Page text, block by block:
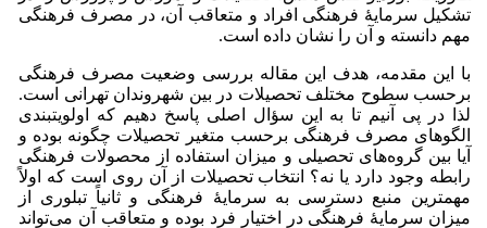
تشکیل سرمایۀ فرهنگی افراد و متعاقب آن، در مصرف فرهنگی
مهم دانسته و آن را نشان داده است.
با این مقدمه، هدف این مقاله بررسی وضعیت مصرف فرهنگی
برحسب سطوح مختلف تحصیلات در بین شهروندان تهرانی است.
لذا در پی آنیم تا به این سؤال اصلی پاسخ دهیم که اولویت­بندی
الگوهای مصرف فرهنگی برحسب متغیر تحصیلات چگونه بوده و
آیا بین گروه‌های تحصیلی و میزان استفاده از محصولات فرهنگی
رابطه وجود دارد یا نه؟ انتخاب تحصیلات از آن روی است که اولاً
مهم­ترین منبع دسترسی به سرمایۀ فرهنگی و ثانیاً تبلوری از
میزان سرمایۀ فرهنگی در اختیار فرد بوده و متعاقب آن می‌تواند